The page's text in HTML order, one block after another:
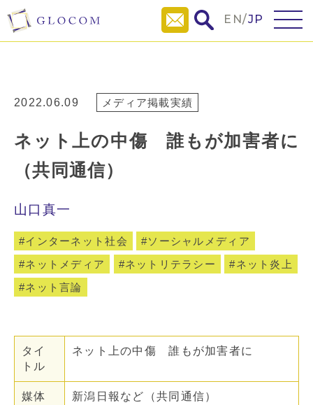
EN/JP
2022.06.09 メディア掲載実績
ネット上の中傷 誰もが加害者に
（共同通信）
山口真一
インターネット社会
ソーシャルメディア
ネットメディア
ネットリテラシー
ネット炎上
ネット言論
タイ
トル
ネット上の中傷 誰もが加害者に
媒体
新潟日報など（共同通信）